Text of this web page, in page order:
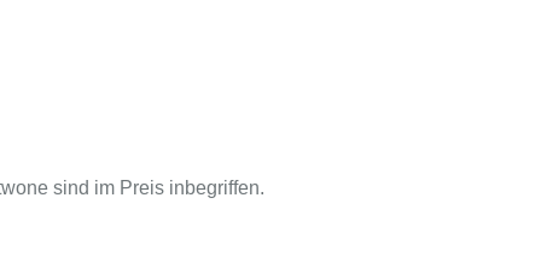
sind im Preis inbegriffen.